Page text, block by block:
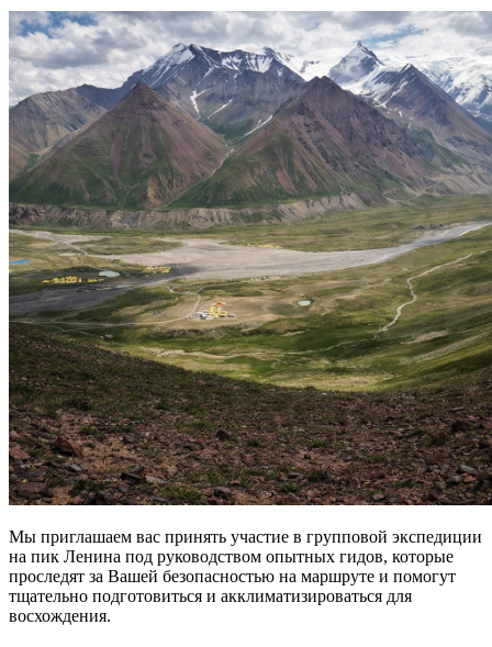
Мы приглашаем вас принять участие в групповой экспедиции
на пик Ленина под руководством опытных гидов, которые
проследят за Вашей безопасностью на маршруте и помогут
тщательно подготовиться и акклиматизироваться для
восхождения.